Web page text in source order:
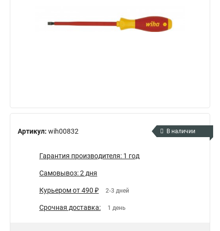
Артикул: wih00832 В наличии
Гарантия производителя: 1 год
Самовывоз: 2 дня
Курьером от 490 ₽ 2-3 дней
Срочная доставка: 1 день